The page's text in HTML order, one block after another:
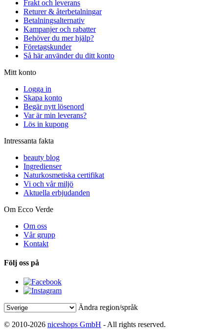
Frakt och leverans
Returer & återbetalningar
Betalningsalternativ
Kampanjer och rabatter
Behöver du mer hjälp?
Företagskunder
Så här använder du ditt konto
Mitt konto
Logga in
Skapa konto
Begär nytt lösenord
Var är min leverans?
Lös in kupong
Intressanta fakta
beauty blog
Ingredienser
Naturkosmetiska certifikat
Vi och vår miljö
Aktuella erbjudanden
Om Ecco Verde
Om oss
Vår grupp
Kontakt
Följ oss på
Ändra region/språk
© 2010-2026 niceshops GmbH - All rights reserved.